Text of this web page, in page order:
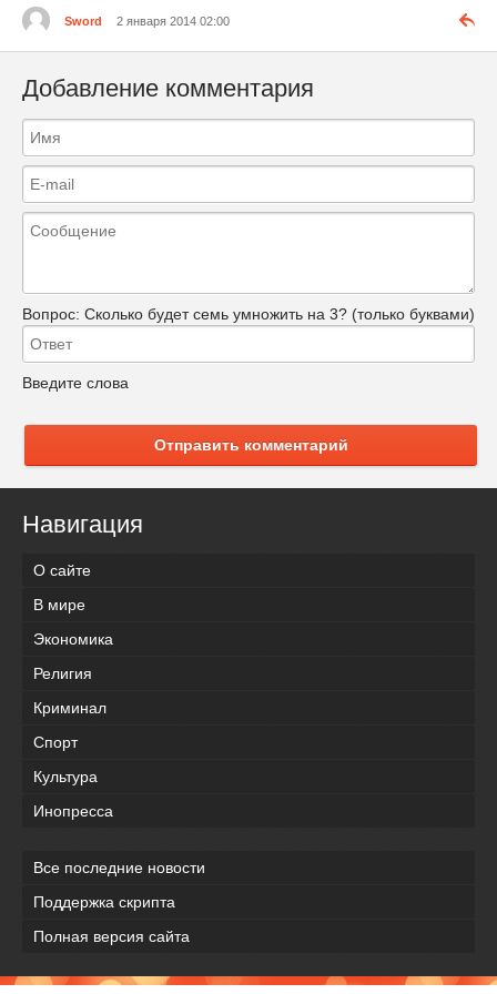
Sword 2 января 2014 02:00
Добавление комментария
Вопрос: Сколько будет семь умножить на 3? (только буквами)
Введите слова
Отправить комментарий
Навигация
О сайте
В мире
Экономика
Религия
Криминал
Спорт
Культура
Инопресса
Все последние новости
Поддержка скрипта
Полная версия сайта